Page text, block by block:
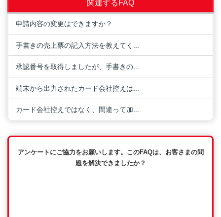
関連するFAQ
申請内容の変更はできますか？
手書きの売上票の記入方法を教えてく...
承認番号を取得しましたが、手書きの...
端末から出力されたカード会社控えは...
カード会社控えではなく、間違って加...
アンケートにご協力をお願いします。このFAQは、お客さまの問
題を解決できましたか？